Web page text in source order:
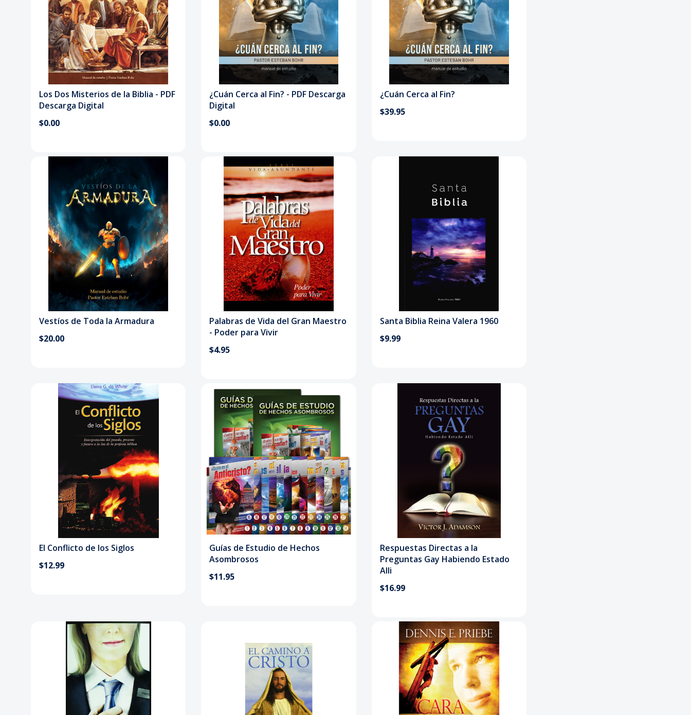
Los Dos Misterios de la Biblia - PDF
Descarga Digital
$0.00
¿Cuán Cerca al Fin? - PDF Descarga
Digital
$0.00
¿Cuán Cerca al Fin?
$39.95
Vestíos de Toda la Armadura
$20.00
Palabras de Vida del Gran Maestro
- Poder para Vivir
$4.95
Santa Biblia Reina Valera 1960
$9.99
El Conflicto de los Siglos
$12.99
Guías de Estudio de Hechos
Asombrosos
$11.95
Respuestas Directas a la
Preguntas Gay Habiendo Estado
Alli
$16.99